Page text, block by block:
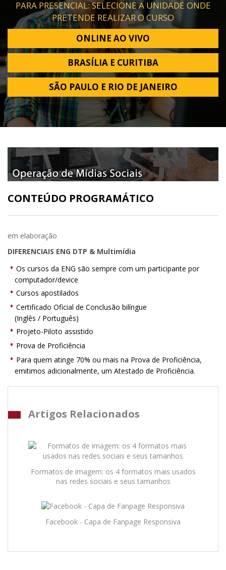
PARA PRESENCIAL: SELECIONE A UNIDADE ONDE
PRETENDE REALIZAR O CURSO
ONLINE AO VIVO
BRASÍLIA E CURITIBA
SÃO PAULO E RIO DE JANEIRO
CONTEÚDO PROGRAMÁTICO
em elaboração
DIFERENCIAIS ENG DTP & Multimídia
Os cursos da ENG são sempre com um participante por
computador/device
Cursos apostilados
Certificado Oficial de Conclusão bilíngue
(Inglês / Português)
Projeto-Piloto assistido
Prova de Proficiência
Para quem atinge 70% ou mais na Prova de Proficiência,
emitimos adicionalmente, um Atestado de Proficiência.
Artigos Relacionados
Formatos de imagem: os 4 formatos mais usados
nas redes sociais e seus tamanhos
Facebook - Capa de Fanpage Responsiva